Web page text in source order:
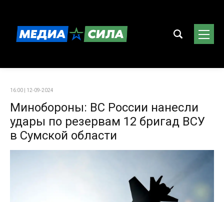
16:00 | 12-09-2024
Минобороны: ВС России нанесли
удары по резервам 12 бригад ВСУ
в Сумской области